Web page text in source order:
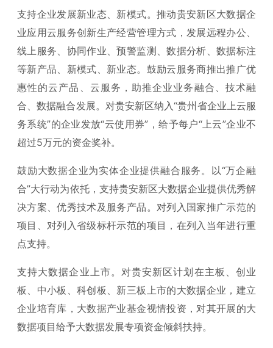
支持企业发展新业态、新模式。推动贵安新区大数据企
业应用云服务创新生产经营管理方式，发展远程办公、
线上服务、协同作业、预警监测、数据分析、数据标注
等新产品、新模式、新业态。鼓励云服务商推出推广优
惠性的云产品、云服务，助推企业业务融合、技术融
合、数据融合发展。对贵安新区纳入“贵州省企业上云服
务系统”的企业发放“云使用券”，给予每户“上云”企业不
超过5万元的资金奖补。
鼓励大数据企业为实体企业提供融合服务。以“万企融
合”大行动为依托，支持贵安新区大数据企业提供优秀解
决方案、优秀技术及服务产品。对列入国家推广示范的
项目、对列入省级标杆示范的项目，在列入当年进行重
点支持。
支持大数据企业上市。对贵安新区计划在主板、创业
板、中小板、科创板、新三板上市的大数据企业，建立
企业培育库，大数据产业基金视情投资，对其开展的大
数据项目给予大数据发展专项资金倾斜扶持。